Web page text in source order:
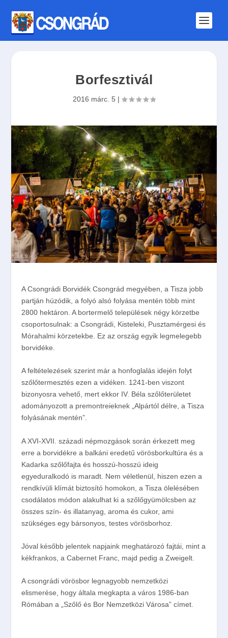
Borfesztivál
2016 márc. 5 |
A Csongrádi Borvidék Csongrád megyében, a Tisza jobb
partján húzódik, a folyó alsó folyása mentén több mint
2800 hektáron. A bortermelő települések négy körzetbe
csoportosulnak: a Csongrádi, Kisteleki, Pusztamérgesi és
Mórahalmi körzetekbe. Ez az ország egyik legmelegebb
borvidéke.
A feltételezések szerint már a honfoglalás idején folyt
szőlőtermesztés ezen a vidéken. 1241-ben viszont
bizonyosra vehető, mert ekkor IV. Béla szőlőterületet
adományozott a premontreieknek „Alpártól délre, a Tisza
folyásának mentén”.
A XVI-XVII. századi népmozgások során érkezett meg
erre a borvidékre a balkáni eredetű vörösborkultúra és a
Kadarka szőlőfajta és hosszú-hosszú ideig
egyeduralkodó is maradt. Nem véletlenül, hiszen ezen a
rendkívüli klímát biztosító homokon, a Tisza ölelésében
csodálatos módon alakulhat ki a szőlőgyümölcsben az
összes szín- és illatanyag, aroma és cukor, ami
szükséges egy bársonyos, testes vörösborhoz.
Jóval később jelentek napjaink meghatározó fajtái, mint a
kékfrankos, a Cabernet Franc, majd pedig a Zweigelt.
A csongrádi vörösbor legnagyobb nemzetközi
elismerése, hogy általa megkapta a város 1986-ban
Rómában a „Szőlő és Bor Nemzetközi Városa” címet.